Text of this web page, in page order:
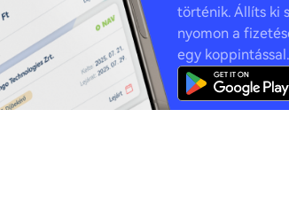
történik. Állíts ki
nyomon a
egy koppintással.